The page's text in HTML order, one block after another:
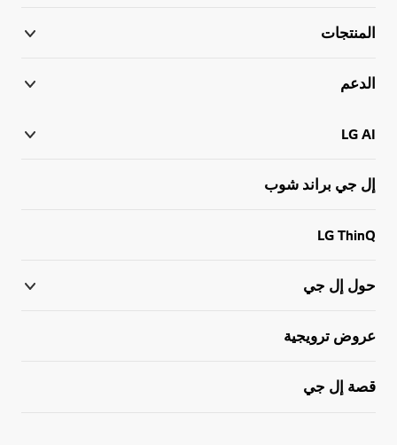
المنتجات
الدعم
LG AI
إل جي براند شوب
LG ThinQ
حول إل جي
عروض ترويجية
قصة إل جي